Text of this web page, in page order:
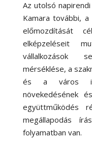
Az utolsó
Kamara további, a
előmozdítását
elképzeléseit
vállalkozások
mérséklése, a
és a város
növekedésének
együttműködés
megállapodás
folyamatban van.